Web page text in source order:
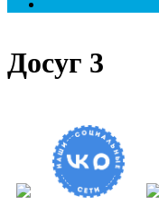
Досуг 3